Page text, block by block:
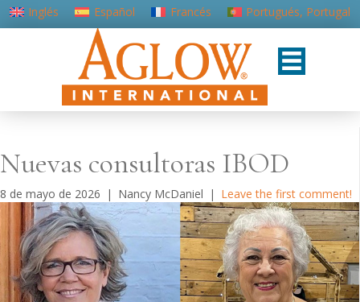
Inglés Español Francés Portugués, Portugal
Nuevas consultoras IBOD
8 de mayo de 2026 | Nancy McDaniel | Leave the first comment!